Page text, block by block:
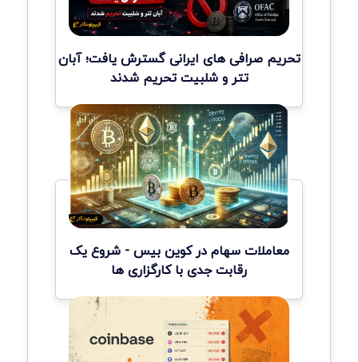
تحریم صرافی های ایرانی گسترش یافت؛ آبان
تتر و شلبیت تحریم شدند
معاملات سهام در کوین بیس - شروع یک
رقابت جدی با کارگزاری ها